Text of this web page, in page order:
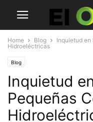
Home Blog
Inquietud en
Hidroeléctricas
Blog
Inquietud
Pequeñas